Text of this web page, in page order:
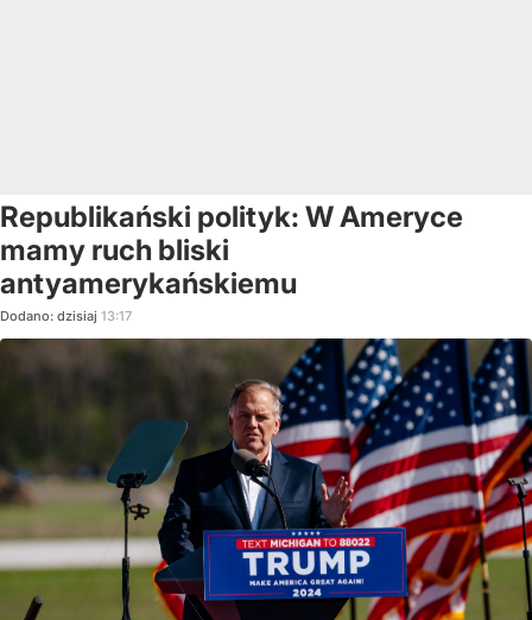
Republikański polityk: W Ameryce
mamy ruch bliski
antyamerykańskiemu
Dodano: dzisiaj 13:17